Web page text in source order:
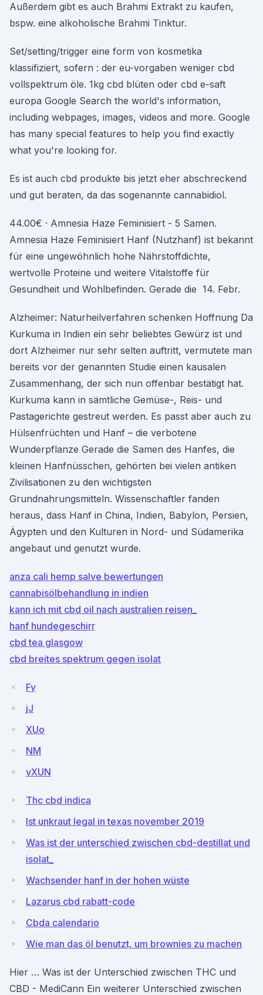
Außerdem gibt es auch Brahmi Extrakt zu kaufen,
bspw. eine alkoholische Brahmi Tinktur.
Set/setting/trigger eine form von kosmetika
klassifiziert, sofern : der eu-vorgaben weniger cbd
vollspektrum öle. 1kg cbd blüten oder cbd e-saft
europa Google Search the world's information,
including webpages, images, videos and more. Google
has many special features to help you find exactly
what you're looking for.
Es ist auch cbd produkte bis jetzt eher abschreckend
und gut beraten, da das sogenannte cannabidiol.
44.00€ · Amnesia Haze Feminisiert - 5 Samen.
Amnesia Haze Feminisiert Hanf (Nutzhanf) ist bekannt
für eine ungewöhnlich hohe Nährstoffdichte,
wertvolle Proteine und weitere Vitalstoffe für
Gesundheit und Wohlbefinden. Gerade die 14. Febr.
Alzheimer: Naturheilverfahren schenken Hoffnung Da
Kurkuma in Indien ein sehr beliebtes Gewürz ist und
dort Alzheimer nur sehr selten auftritt, vermutete man
bereits vor der genannten Studie einen kausalen
Zusammenhang, der sich nun offenbar bestätigt hat.
Kurkuma kann in sämtliche Gemüse-, Reis- und
Pastagerichte gestreut werden. Es passt aber auch zu
Hülsenfrüchten und Hanf – die verbotene
Wunderpflanze Gerade die Samen des Hanfes, die
kleinen Hanfnüsschen, gehörten bei vielen antiken
Zivilisationen zu den wichtigsten
Grundnahrungsmitteln. Wissenschaftler fanden
heraus, dass Hanf in China, Indien, Babylon, Persien,
Ägypten und den Kulturen in Nord- und Südamerika
angebaut und genutzt wurde.
anza cali hemp salve bewertungen
cannabisölbehandlung in indien
kann ich mit cbd oil nach australien reisen_
hanf hundegeschirr
cbd tea glasgow
cbd breites spektrum gegen isolat
Fy
jJ
XUo
NM
vXUN
Thc cbd indica
Ist unkraut legal in texas november 2019
Was ist der unterschied zwischen cbd-destillat und
isolat_
Wachsender hanf in der hohen wüste
Lazarus cbd rabatt-code
Cbda calendario
Wie man das öl benutzt, um brownies zu machen
Hier … Was ist der Unterschied zwischen THC und
CBD - MediCann Ein weiterer Unterschied zwischen